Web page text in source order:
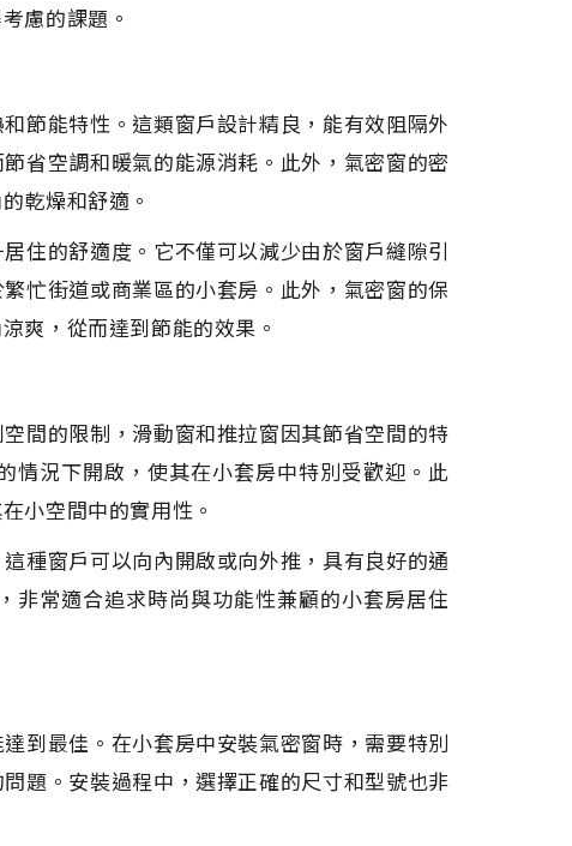
慮的課題。
節能特性。這類窗戶設計精良，能有效阻隔外
省空調和暖氣的能源消耗。此外，氣密窗的密
乾燥和舒適。
住的舒適度。它不僅可以減少由於窗戶縫隙引
忙街道或商業區的小套房。此外，氣密窗的保
爽，從而達到節能的效果。
間的限制，滑動窗和推拉窗因其節省空間的特
情況下開啟，使其在小套房中特別受歡迎。此
小空間中的實用性。
種窗戶可以向內開啟或向外推，具有良好的通
非常適合追求時尚與功能性兼顧的小套房居住
到最佳。在小套房中安裝氣密窗時，需要特別
題。安裝過程中，選擇正確的尺寸和型號也非